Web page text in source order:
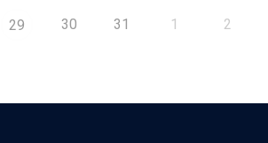
29 30 31 1 2